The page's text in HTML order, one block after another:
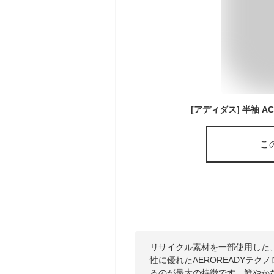
こ
リサイクル素材を一部使用し
性に優れたAEROREADYテク